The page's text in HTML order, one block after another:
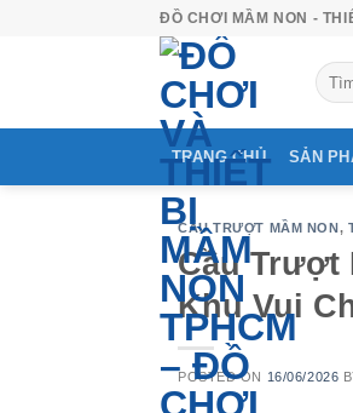
ĐỒ CHƠI MẦM NON -
Tìm
kiếm:
TRANG CHỦ SẢN
CẦU TRƯỢT MẦM NON,
Cầu Trượt
Khu Vui
POSTED ON 16/06/2026